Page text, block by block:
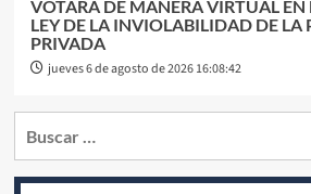
VOTARÁ DE MANERA VIRTUAL EN
LEY DE LA INVIOLABILIDAD DE LA
PRIVADA
jueves 6 de agosto de 2026 16:08:42